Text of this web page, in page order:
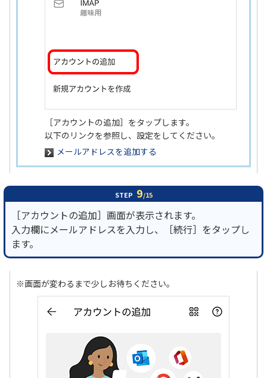
［アカウントの追加］をタップします。
以下のリンクを参照し、設定をしてください。
メールアドレスを追加する
STEP 9/15
［アカウントの追加］画面が表示されます。
入力欄にメールアドレスを入力し、［続行］をタップし
ます。
※画面が変わるまで少しお待ちください。